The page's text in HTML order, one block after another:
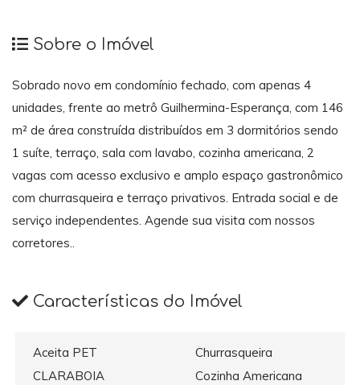
Sobre o Imóvel
Sobrado novo em condomínio fechado, com apenas 4
unidades, frente ao metrô Guilhermina-Esperança, com 146
m² de área construída distribuídos em 3 dormitórios sendo
1 suíte, terraço, sala com lavabo, cozinha americana, 2
vagas com acesso exclusivo e amplo espaço gastronômico
com churrasqueira e terraço privativos. Entrada social e de
serviço independentes. Agende sua visita com nossos
corretores..
Características do Imóvel
Aceita PET
Churrasqueira
CLARABOIA
Cozinha Americana